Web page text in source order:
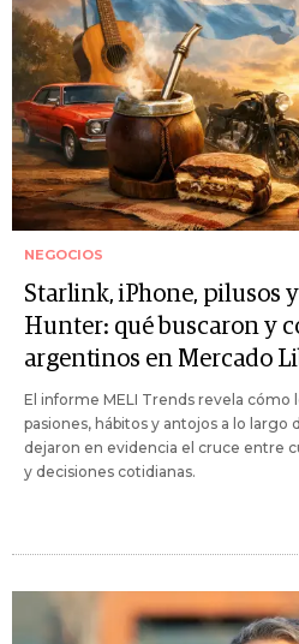
NEGOCIOS
Starlink, iPhone, pilusos
Hunter: qué buscaron y
argentinos en Mercado
El informe MELI Trends revela cómo
pasiones, hábitos y antojos a lo largo
dejaron en evidencia el cruce entre
y decisiones cotidianas.